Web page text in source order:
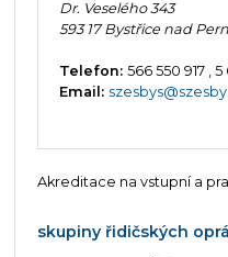
Dr. Veselého 343
593 17 Bystřice nad
Telefon: 566 550 917 , 5
Email:
Akreditace na vstupní a
skupiny řidičských